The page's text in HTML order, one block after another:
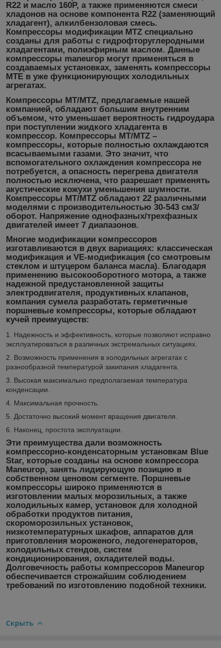
R22 и масло 160Р, а также применяются смеси
хладонов на основе компонента R22 (заменяющий
хладагент), алкилбензоловая смесь.
Компрессоры модификации МТZ специально
созданы для работы с гидрофторуглеродными
хладагентами, полиэфирным маслом. Данные
компрессоры maneurop могут применяться в
создаваемых установках, заменять компрессоры
МТЕ в уже функционирующих холодильных
агрегатах.
Компрессоры МТ/МТZ, предлагаемые нашей
компанией, обладают большим внутренним
объемом, что уменьшает вероятность гидроудара
при поступлении жидкого хладагента в
компрессор. Компрессоры МТ/МТZ –
компрессоры, которые полностью охлаждаются
всасываемыми газами. Это значит, что
вспомогательного охлаждения компрессора не
потребуется, а опасность перегрева двигателя
полностью исключена, что разрешает применять
акустические кожухи уменьшения шумности.
Компрессоры МТ/МТZ обладают 22 различными
моделями с производительностью 30-543 см3/
оборот. Напряжение однофазных/трехфазных
двигателей имеет 7 диапазонов.
Многие модификации компрессоров
изготавливаются в двух вариациях: классическая
модификация и VE-модификация (со смотровым
стеклом и штуцером баланса масла). Благодаря
применению высокооборотного мотора, а также
надежной предустановленной защиты
электродвигателя, продуктивных клапанов,
компания сумела разработать герметичные
поршневые компрессоры, которые обладают
кучей преимуществ:
1. Надежность и эффективность, которые позволяют исправно
эксплуатироваться в различных экстремальных ситуациях.
2. Возможность применения в холодильных агрегатах с
разнообразной температурой закипания хладагента.
3. Высокая максимально предполагаемая температура
конденсации.
4. Максимальная прочность.
5. Достаточно высокий момент вращения двигателя.
6. Наконец, простота эксплуатации.
Эти преимущества дали возможность
компрессорно-конденсаторным установкам Blue
Star, которые созданы на основе компрессора
Maneurop, занять лидирующую позицию в
собственном ценовом сегменте. Поршневые
компрессоры широко применяются в
изготовлении малых морозильных, а также
холодильных камер, установок для холодной
обработки продуктов питания,
скороморозильных установок,
низкотемпературных шкафов, аппаратов для
приготовления мороженого, ледогенераторов,
холодильных стендов, систем
кондиционирования, охладителей воды.
Долговечность работы компрессоров Maneurop
обеспечивается строжайшим соблюдением
требований по изготовлению подобной техники.
Скрыть